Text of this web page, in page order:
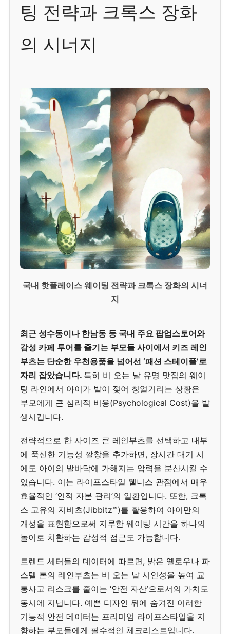
팅 전략과 크록스 장화
의 시너지
국내 핫플레이스 웨이팅 전략과 크록스 장화의 시너
지
최근 성수동이나 한남동 등 국내 주요 팝업스토어와
감성 카페 투어를 즐기는 부모들 사이에서 키즈 레인
부츠는 단순한 우천용품을 넘어선 ‘패션 스테이플’로
자리 잡았습니다. 특히 비 오는 날 유명 맛집의 웨이
팅 라인에서 아이가 발이 젖어 칭얼거리는 상황은
부모에게 큰 심리적 비용(Psychological Cost)을 발
생시킵니다.
전략적으로 한 사이즈 큰 레인부츠를 선택하고 내부
에 푹신한 기능성 깔창을 추가하면, 장시간 대기 시
에도 아이의 발바닥에 가해지는 압력을 분산시킬 수
있습니다. 이는 라이프스타일 웰니스 관점에서 매우
효율적인 ‘인적 자본 관리’의 일환입니다. 또한, 크록
스 고유의 지비츠(Jibbitz™)를 활용하여 아이만의
개성을 표현함으로써 지루한 웨이팅 시간을 하나의
놀이로 치환하는 감성적 접근도 가능합니다.
트렌드 세터들의 데이터에 따르면, 밝은 옐로우나 파
스텔 톤의 레인부츠는 비 오는 날 시인성을 높여 교
통사고 리스크를 줄이는 ‘안전 자산’으로서의 가치도
동시에 지닙니다. 예쁜 디자인 뒤에 숨겨진 이러한
기능적 안전 데이터는 프리미엄 라이프스타일을 지
향하는 부모들에게 필수적인 체크리스트입니다.